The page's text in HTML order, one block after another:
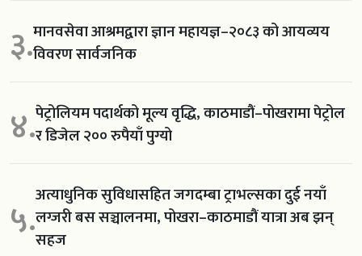
३.मानवसेवा आश्रमद्वारा ज्ञान महायज्ञ–२०८३ को आयव्यय
विवरण सार्वजनिक
४.पेट्रोलियम पदार्थको मूल्य वृद्धि, काठमाडौं–पोखरामा पेट्रोल
र डिजेल २०० रुपैयाँ पुग्यो
५.अत्याधुनिक सुविधासहित जगदम्बा ट्राभल्सका दुई नयाँ
लग्जरी बस सञ्चालनमा, पोखरा–काठमाडौं यात्रा अब झन्
सहज